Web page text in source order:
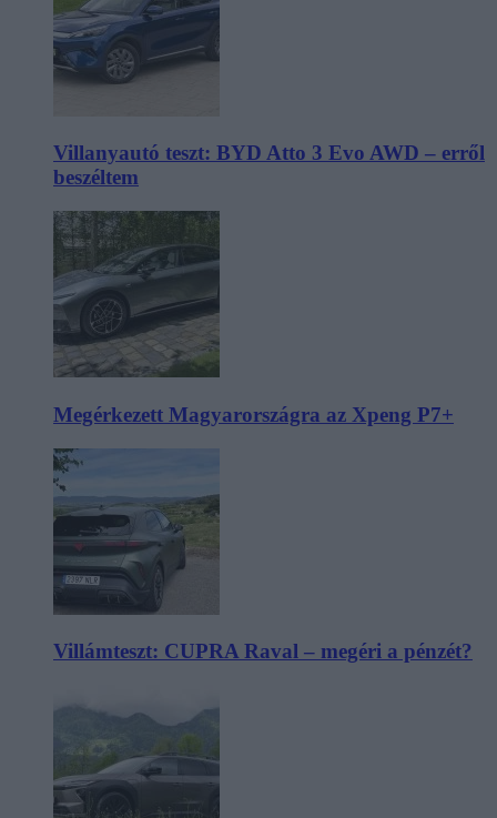
Villanyautó teszt: BYD Atto 3 Evo AWD – erről
beszéltem
Megérkezett Magyarországra az Xpeng P7+
Villámteszt: CUPRA Raval – megéri a pénzét?